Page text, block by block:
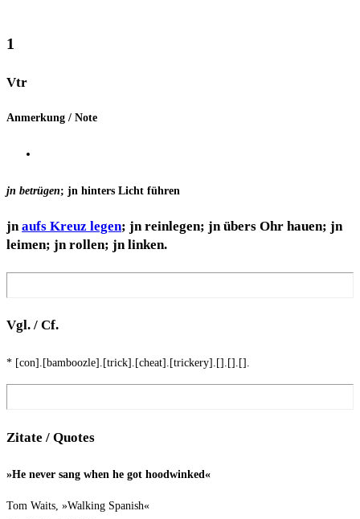
1
Vtr
Anmer­kung / Note
jn betrü­gen; jn hin­ters Licht führen
jnaufs Kreuz legen; jn rein­le­gen; jn übers Ohr hau­en; jn
lei­men; jn rol­len; jn linken.
Vgl. / Cf.
* [con].[bamboozle].[trick].[cheat].[trickery].[].[].[].
Zita­te / Quotes
»He never sang when he got hoodwinked«
Tom Waits, »Wal­king Spa­nish«